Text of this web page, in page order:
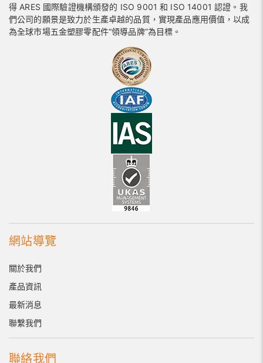
得 ARES 國際驗證機構頒發的 ISO 9001 和 ISO 14001 認證。我
們公司的願景是致力於生產卓越的品質，實現產品應用價值，以成
為全球市場五金塑膠零配件“領導品牌”為目標。
網站導覽
關於我們
產品資訊
最新消息
聯繫我們
聯絡我們